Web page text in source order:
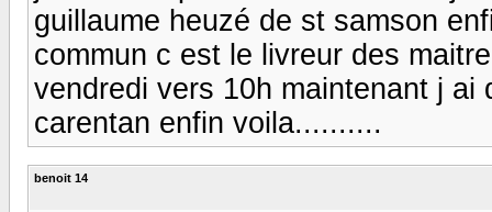
guillaume heuzé de st samson
commun c est le livreur des
vendredi vers 10h maintenant j
carentan enfin voila..........
benoit 14